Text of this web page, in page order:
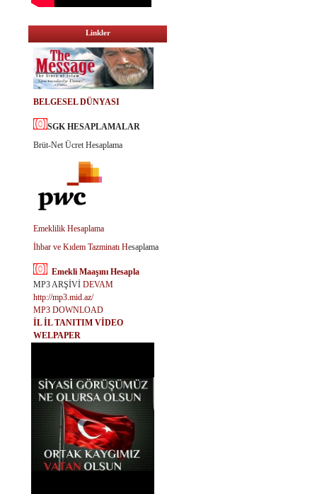
Linkler
BELGESEL DÜNYASI
SGK HESAPLAMALAR
Brüt-Net Ücret Hesaplama
Emeklilik Hesaplama
İhbar ve Kıdem Tazminatı Hesaplama
Emekli Maaşını Hesapla
MP3 ARŞİVİ DEVAM
http://mp3.mid.az/
MP3 DOWNLOAD
İL İL TANITIM VİDEO
WELPAPER